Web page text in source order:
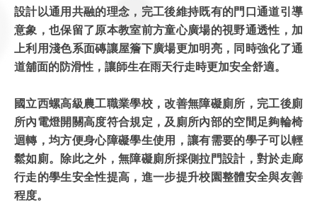
設計以通用共融的理念，完工後維持既有的門口通道引導
意象，也保留了原本教室前方童心廣場的視野通透性，加
上利用淺色系面磚讓屋簷下廣場更加明亮，同時強化了通
道舖面的防滑性，讓師生在雨天行走時更加安全舒適。
國立西螺高級農工職業學校，改善無障礙廁所，完工後廁
所內電燈開關高度符合規定，及廁所內部的空間足夠輪椅
迴轉，均方便身心障礙學生使用，讓有需要的學子可以輕
鬆如廁。除此之外，無障礙廁所採側拉門設計，對於走廊
行走的學生安全性提高，進一步提升校園整體安全與友善
程度。